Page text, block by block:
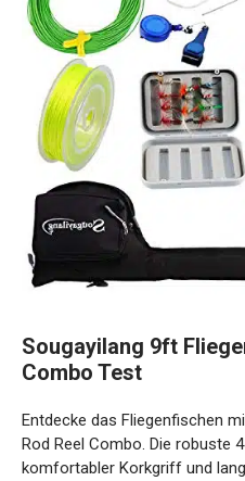
Sougayilang 9ft
Combo Test
Entdecke das Fliegenfischen
Rod Reel Combo. Die robuste
komfortabler Korkgriff und